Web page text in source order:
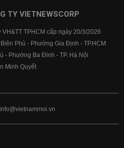
TY VIETNEWSCORP
TPHCM cấp ngày 20/3/2026
Phủ - Phường Gia Định - TP.HCM
- Phường Ba Đình - TP. Hà Nội
Minh Quyết
info@vietnammoi.vn